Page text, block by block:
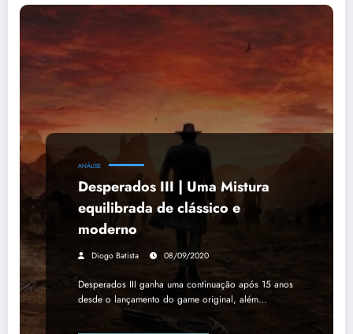
ANÁLISE
Desperados III | Uma Mistura
equilibrada de clássico e
moderno
Diogo Batista 08/09/2020
Desperados III ganha uma continuação após 15 anos
desde o lançamento do game original, além…